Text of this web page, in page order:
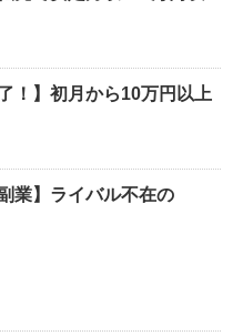
！】初月から10万円以上
業】ライバル不在の